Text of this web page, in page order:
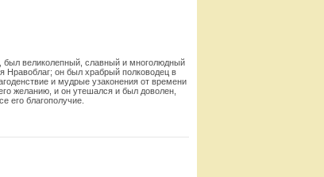
был великолепный, славный и многолюдный
Нравоблаг; он был храб­рый полководец в
и мудрые узаконения от времени
желанию, и он утешался и был доволен,
его благополучие.